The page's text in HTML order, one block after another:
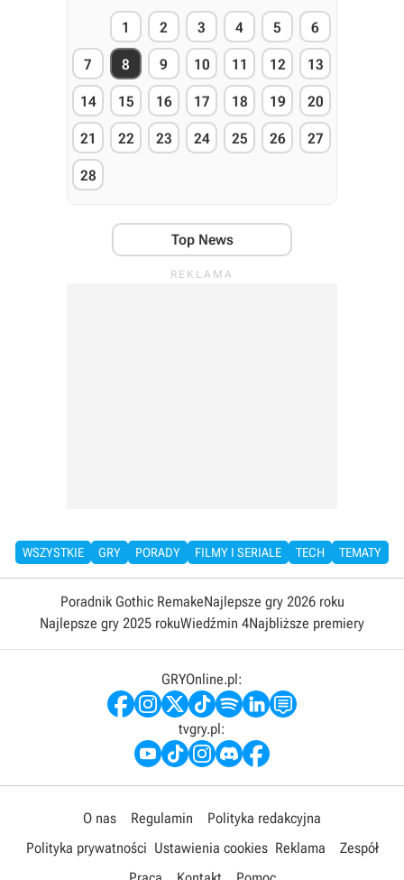
1 2 3 4 5 6
7 8 9 10 11 12 13
14 15 16 17 18 19 20
21 22 23 24 25 26 27
28
Top News
WSZYSTKIE GRY PORADY FILMY I SERIALE TECH TEMATY
Poradnik Gothic RemakeNajlepsze gry 2026 roku
Najlepsze gry 2025 rokuWiedźmin 4Najbliższe premiery
GRYOnline.pl:
tvgry.pl:
O nas Regulamin
Polityka redakcyjna
Polityka prywatności Ustawienia cookies Reklama
Zespół